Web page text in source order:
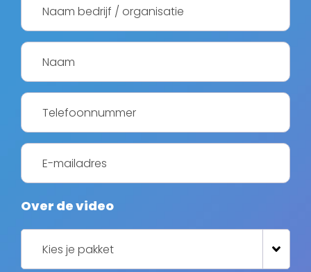
Over de video